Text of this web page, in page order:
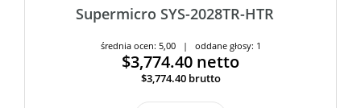
Supermicro SYS-2028TR-HTR
średnia ocen: 5,00 | oddane głosy: 1
$3,774.40 netto
$3,774.40 brutto